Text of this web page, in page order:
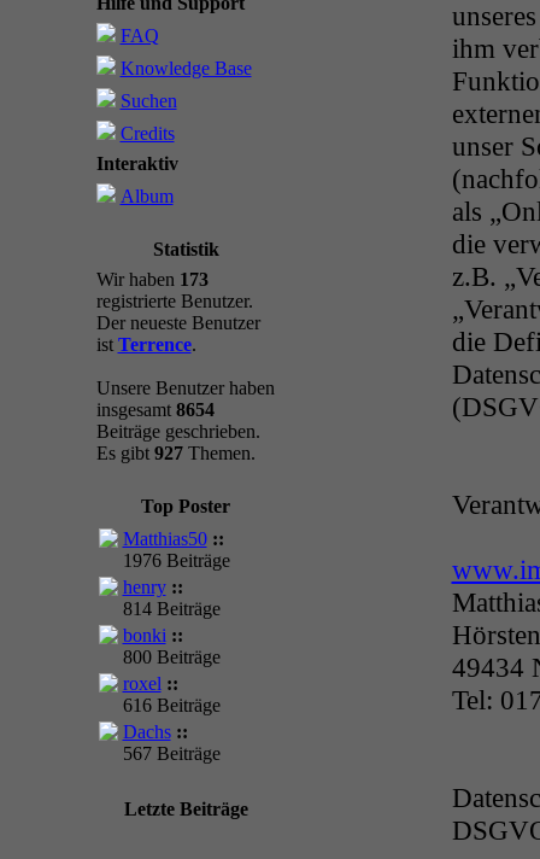
FAQ
Knowledge Base
Suchen
Credits
Interaktiv
Album
Statistik
Wir haben 173
registrierte Benutzer.
Der neueste Benutzer
ist Terrence.
Unsere Benutzer haben
insgesamt 8654
Beiträge geschrieben.
Es gibt 927Themen.
Top Poster
Matthias50 ::
1976 Beiträge
henry ::
814 Beiträge
bonki ::
800 Beiträge
roxel ::
616 Beiträge
Dachs ::
567 Beiträge
Letzte Beiträge
ihm
unser
als
die
z.B.
die
49434
Tel: